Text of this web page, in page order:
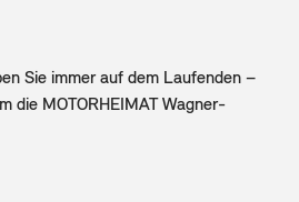
Sie immer auf dem Laufenden –
die MOTORHEIMAT Wagner-